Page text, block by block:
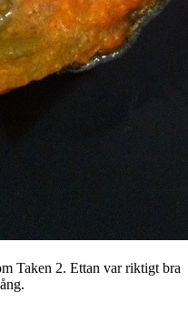
Taken 2. Ettan var riktigt bra